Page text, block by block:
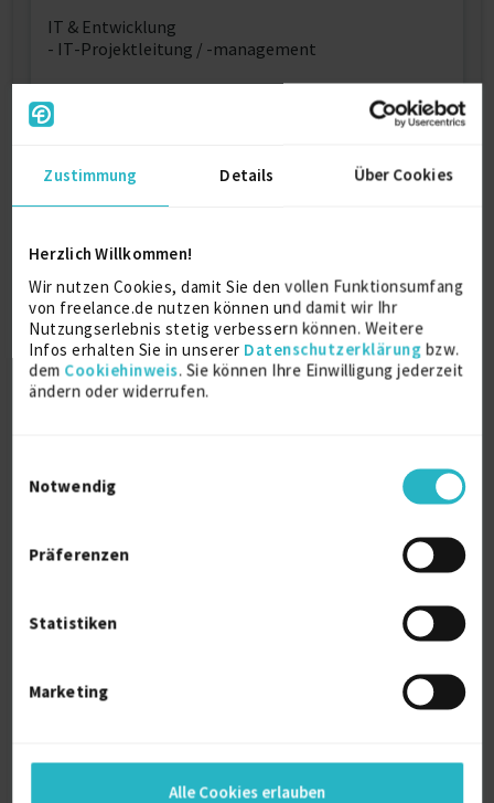
Zustimmung Details Über Cookies
Herzlich Willkommen!
Wir nutzen Cookies, damit Sie den vollen Funktionsumfang
von freelance.de nutzen können und damit wir Ihr
Nutzungserlebnis stetig verbessern können. Weitere
Infos erhalten Sie in unserer Datenschutzerklärung bzw.
dem Cookiehinweis. Sie können Ihre Einwilligung jederzeit
ändern oder widerrufen.
Notwendig
Präferenzen
Statistiken
Marketing
Alle Cookies erlauben
IT & Entwicklung
- IT-Projektleitung / -management
Visual Basic
PL/SQL
Sprache
Deutsch (Muttersprache)
Französisch (Gut)
Englisch (Fließend)
Arbeitserlaubnis
Profilaufrufe
52
33 Jahre und 1 Monat (seit 07/1993)